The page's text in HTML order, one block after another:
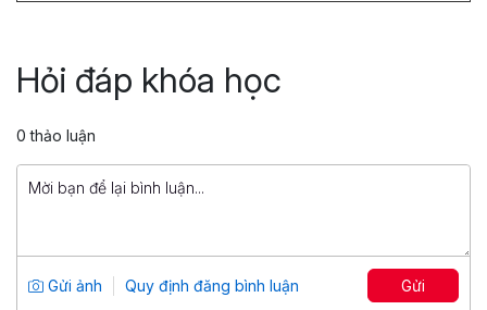
Tổng số 6 giờ
chuyên sâu
4.71
860
Hỏi đáp khóa học
0 thảo luận
Gửi ảnh Quy định đăng bình luận Gửi